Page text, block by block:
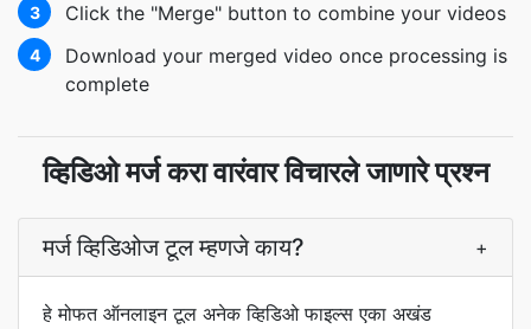
3 Click the "Merge" button to combine your videos
4
Download your merged video once processing is
complete
व्हिडिओ मर्ज करा वारंवार विचारले जाणारे प्रश्न
मर्ज व्हिडिओज टूल म्हणजे काय? +
हे मोफत ऑनलाइन टूल अनेक व्हिडिओ फाइल्स एका अखंड